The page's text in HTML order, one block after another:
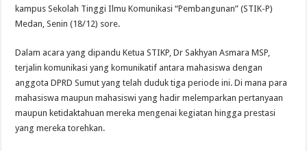
kampus Sekolah Tinggi Ilmu Komunikasi “Pembangunan” (STIK-P)
Medan, Senin (18/12) sore.
Dalam acara yang dipandu Ketua STIKP, Dr Sakhyan Asmara MSP,
terjalin komunikasi yang komunikatif antara mahasiswa dengan
anggota DPRD Sumut yang telah duduk tiga periode ini. Di mana para
mahasiswa maupun mahasiswi yang hadir melemparkan pertanyaan
maupun ketidaktahuan mereka mengenai kegiatan hingga prestasi
yang mereka torehkan.